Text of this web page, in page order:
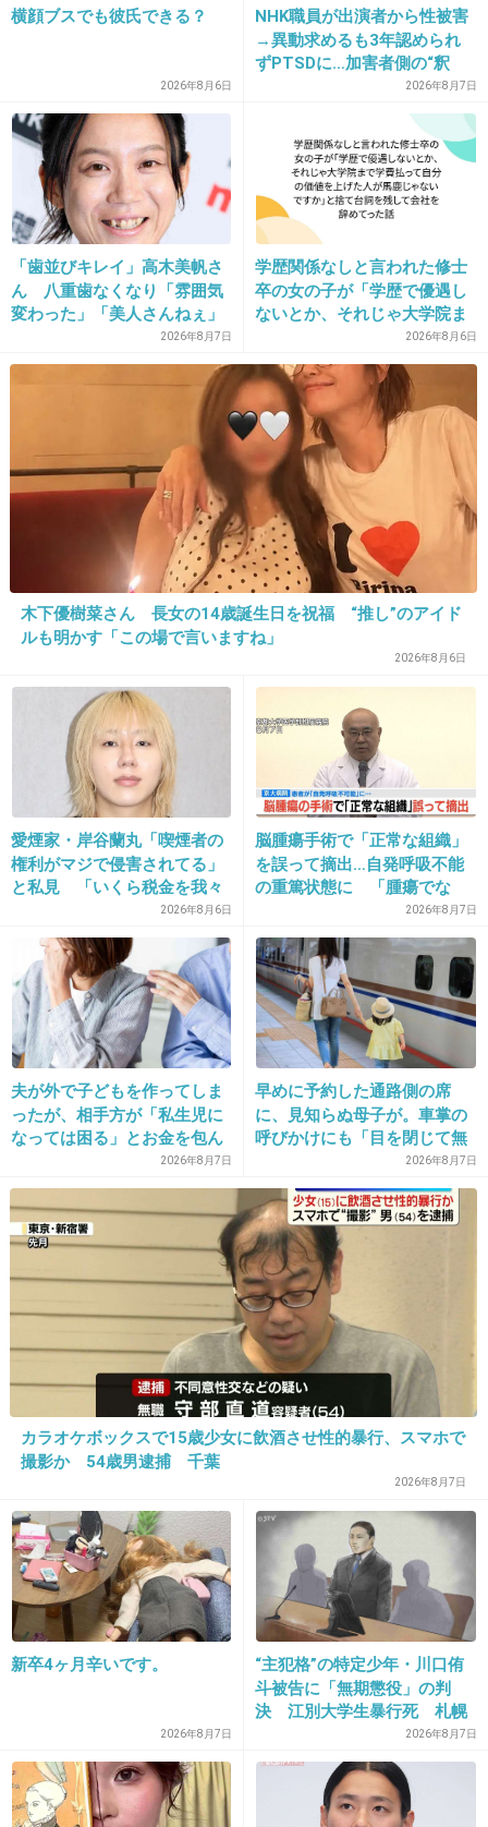
8年間分のメザイク代、プチ整形代より高くついたけど。
+10 -1
18. 匿名 2012/11/23(金) 15:05:03
わたしの友だちもアイプチ続けてたら二重になったよー
19. 匿名2012/11/23(金) 15:11:47
私も元奥二重で半年程アイプチして二重になりました。
元々二重の方から見れば、何してんの!?って思われちゃう
けど、やはり二重はアイラインがキレイに入ってまつげも
かわいくなって何よりも表情が優しくなります！
でも、世界的に見て日本女性キレイな人が増えたと高評価
なのと欧米人女性からも日本人の顔立ちが今や憧れになっ
ているそうです。
みんなでキレイな日本人ってステキじゃないですか？
+8
そもそも「二重でなければ美人じゃない」みた
いな観念が理解できない。
一重とか奥二重でもメイク方法あるし綺麗な人
もいるよ。
+29 -6
21. 匿名 2012/11/23(金) 15:31:40
世界的に見れば、澤穂稀さんの顔が日本人としてはモテる
顔らしいですよ！
+9
22. 匿名2012/11/23(金) 15:44:15
本人の気に入る気に入らないは自由だけど、二
重になったら美人になれる訳じゃないよね。
+19
一重の良さをわかっている人はかなり少ない。でもいるの
+11 -2
24. 匿名2012/11/23(金) 17:30:09
ミックスは面白い特徴です
+2 -1
澤穂希が美人とか頭おかしいだろーがー
横顔ブスでも彼氏できる？
2026年8月6日
NHK職員が出演者から性被害
→異動求めるも3年認められ
ずPTSDに…加害者側の“釈
明”にコラムニスト「納得がい
かない」一方で組織体制の問
2026年8月7日
「歯並びキレイ」高木美帆さ
ん 八重歯なくなり「雰囲気
変わった」「美人さんねぇ」
「歯列矯正してるんや」2026年8月7日
学歴関係なしと言われた修士
卒の女の子が「学歴で優遇し
ないとか、それじゃ大学院ま
で学費払って自分の価値を上
げた人が馬鹿じゃないです
か」と捨て台詞を残し会社を
辞めてった
2026年8月6日
木下優樹菜さん 長女の14歳誕生日を祝福 “推し”のアイド
ルも明かす「この場で言いますね」
2026年8月6日
愛煙家・岸谷蘭丸「喫煙者の
権利がマジで侵害されてる」
と私見 「いくら税金を我々
2026年8月6日
脳腫瘍手術で「正常な組織」
を誤って摘出…自発呼吸不能
の重篤状態に 「腫瘍でな
い」結果出ても“勘違い”で摘
出継続 通常の生活送ってい
た患者が手足も動かず 京大
病院
2026年8月7日
夫が外で子どもを作ってしま
ったが、相手方が「私生児に
なっては困る」とお金を包ん
で頭を下げに来ても応じず、
晩年まで離婚に応じなかった
親戚の話→「一生復讐にな
る」「これ本人幸せなの？」
2026年8月7日
早めに予約した通路側の席
に、見知らぬ母子が。車掌の
呼びかけにも「目を閉じて無
視」して居座られました。無
理やり奪われた席は、結局“や
ったもん勝ち”になってしまう
のでしょうか？
2026年8月7日
カラオケボックスで15歳少女に飲酒させ性的暴行、スマホで
撮影か 54歳男逮捕 千葉
2026年8月7日
新卒4ヶ月辛いです。
2026年8月7日
“主犯格”の特定少年・川口侑
斗被告に「無期懲役」の判
決 江別大学生暴行死 札幌
2026年8月7日